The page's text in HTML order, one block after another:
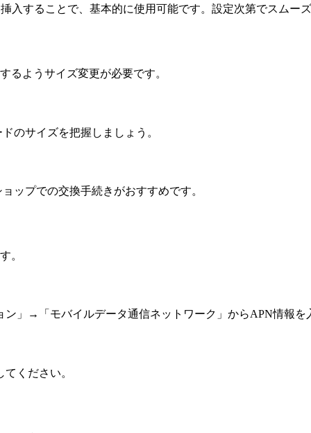
入することで、基本的に使用可能です。設定次第でスムー
るようサイズ変更が必要です。
のサイズを把握しましょう。
ップでの交換手続きがおすすめです。
。
」→「モバイルデータ通信ネットワーク」からAPN情報を
ください。